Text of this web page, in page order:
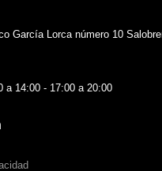
García Lorca número 10
a 14:00 - 17:00 a 20:00